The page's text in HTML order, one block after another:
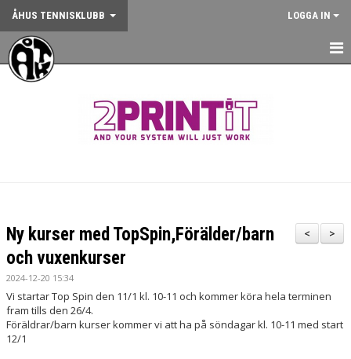
ÅHUS TENNISKLUBB LOGGA IN
HEM
ANMÄLAN AKTIVITET
KALENDER
GYM
>
<
Ny kurser med TopSpin,Förälder/barn
och vuxenkurser
2024-12-20 15:34
Vi startar Top Spin den 11/1 kl. 10-11 och kommer köra hela terminen
fram tills den 26/4.
Föräldrar/barn kurser kommer vi att ha på söndagar kl. 10-11 med start
12/1